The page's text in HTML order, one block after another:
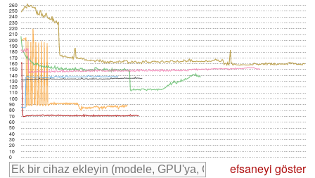
0
10
20
30
40
50
60
70
80
90
100
110
120
130
140
150
160
170
180
190
200
210
220
230
240
250
260
efsaneyi göster